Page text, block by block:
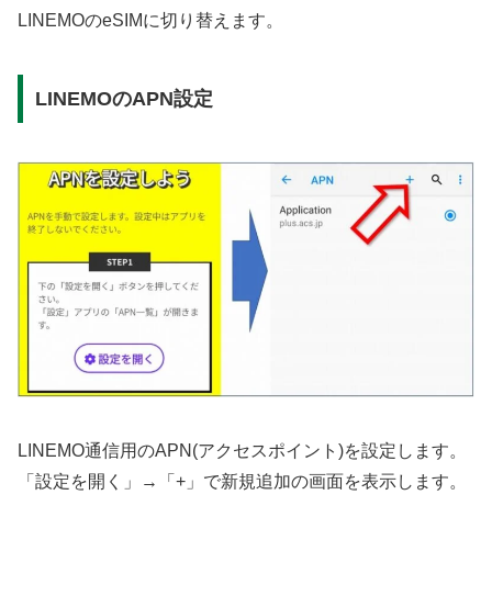
LINEMOのeSIMに切り替えます。
LINEMOのAPN設定
LINEMO通信用のAPN(アクセスポイント)を設定します。
「設定を開く」→「+」で新規追加の画面を表示します。